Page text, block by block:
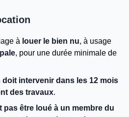
à louer le bien nu, à usage
, pour une durée minimale de
doit intervenir dans les 12 mois
des travaux.
pas être loué à un membre du